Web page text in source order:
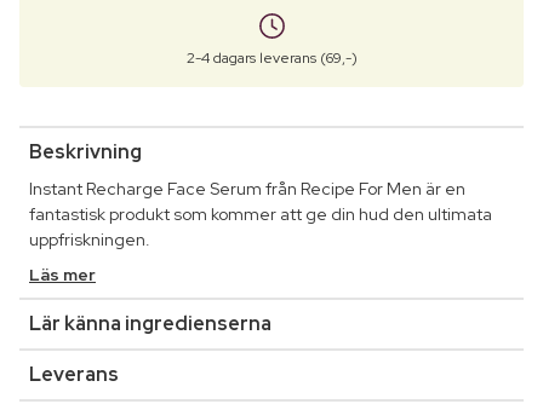
2-4 dagars leverans (69,-)
Beskrivning
Instant Recharge Face Serum från Recipe For Men är en
fantastisk produkt som kommer att ge din hud den ultimata
uppfriskningen.
Läs mer
Lär känna ingredienserna
Leverans